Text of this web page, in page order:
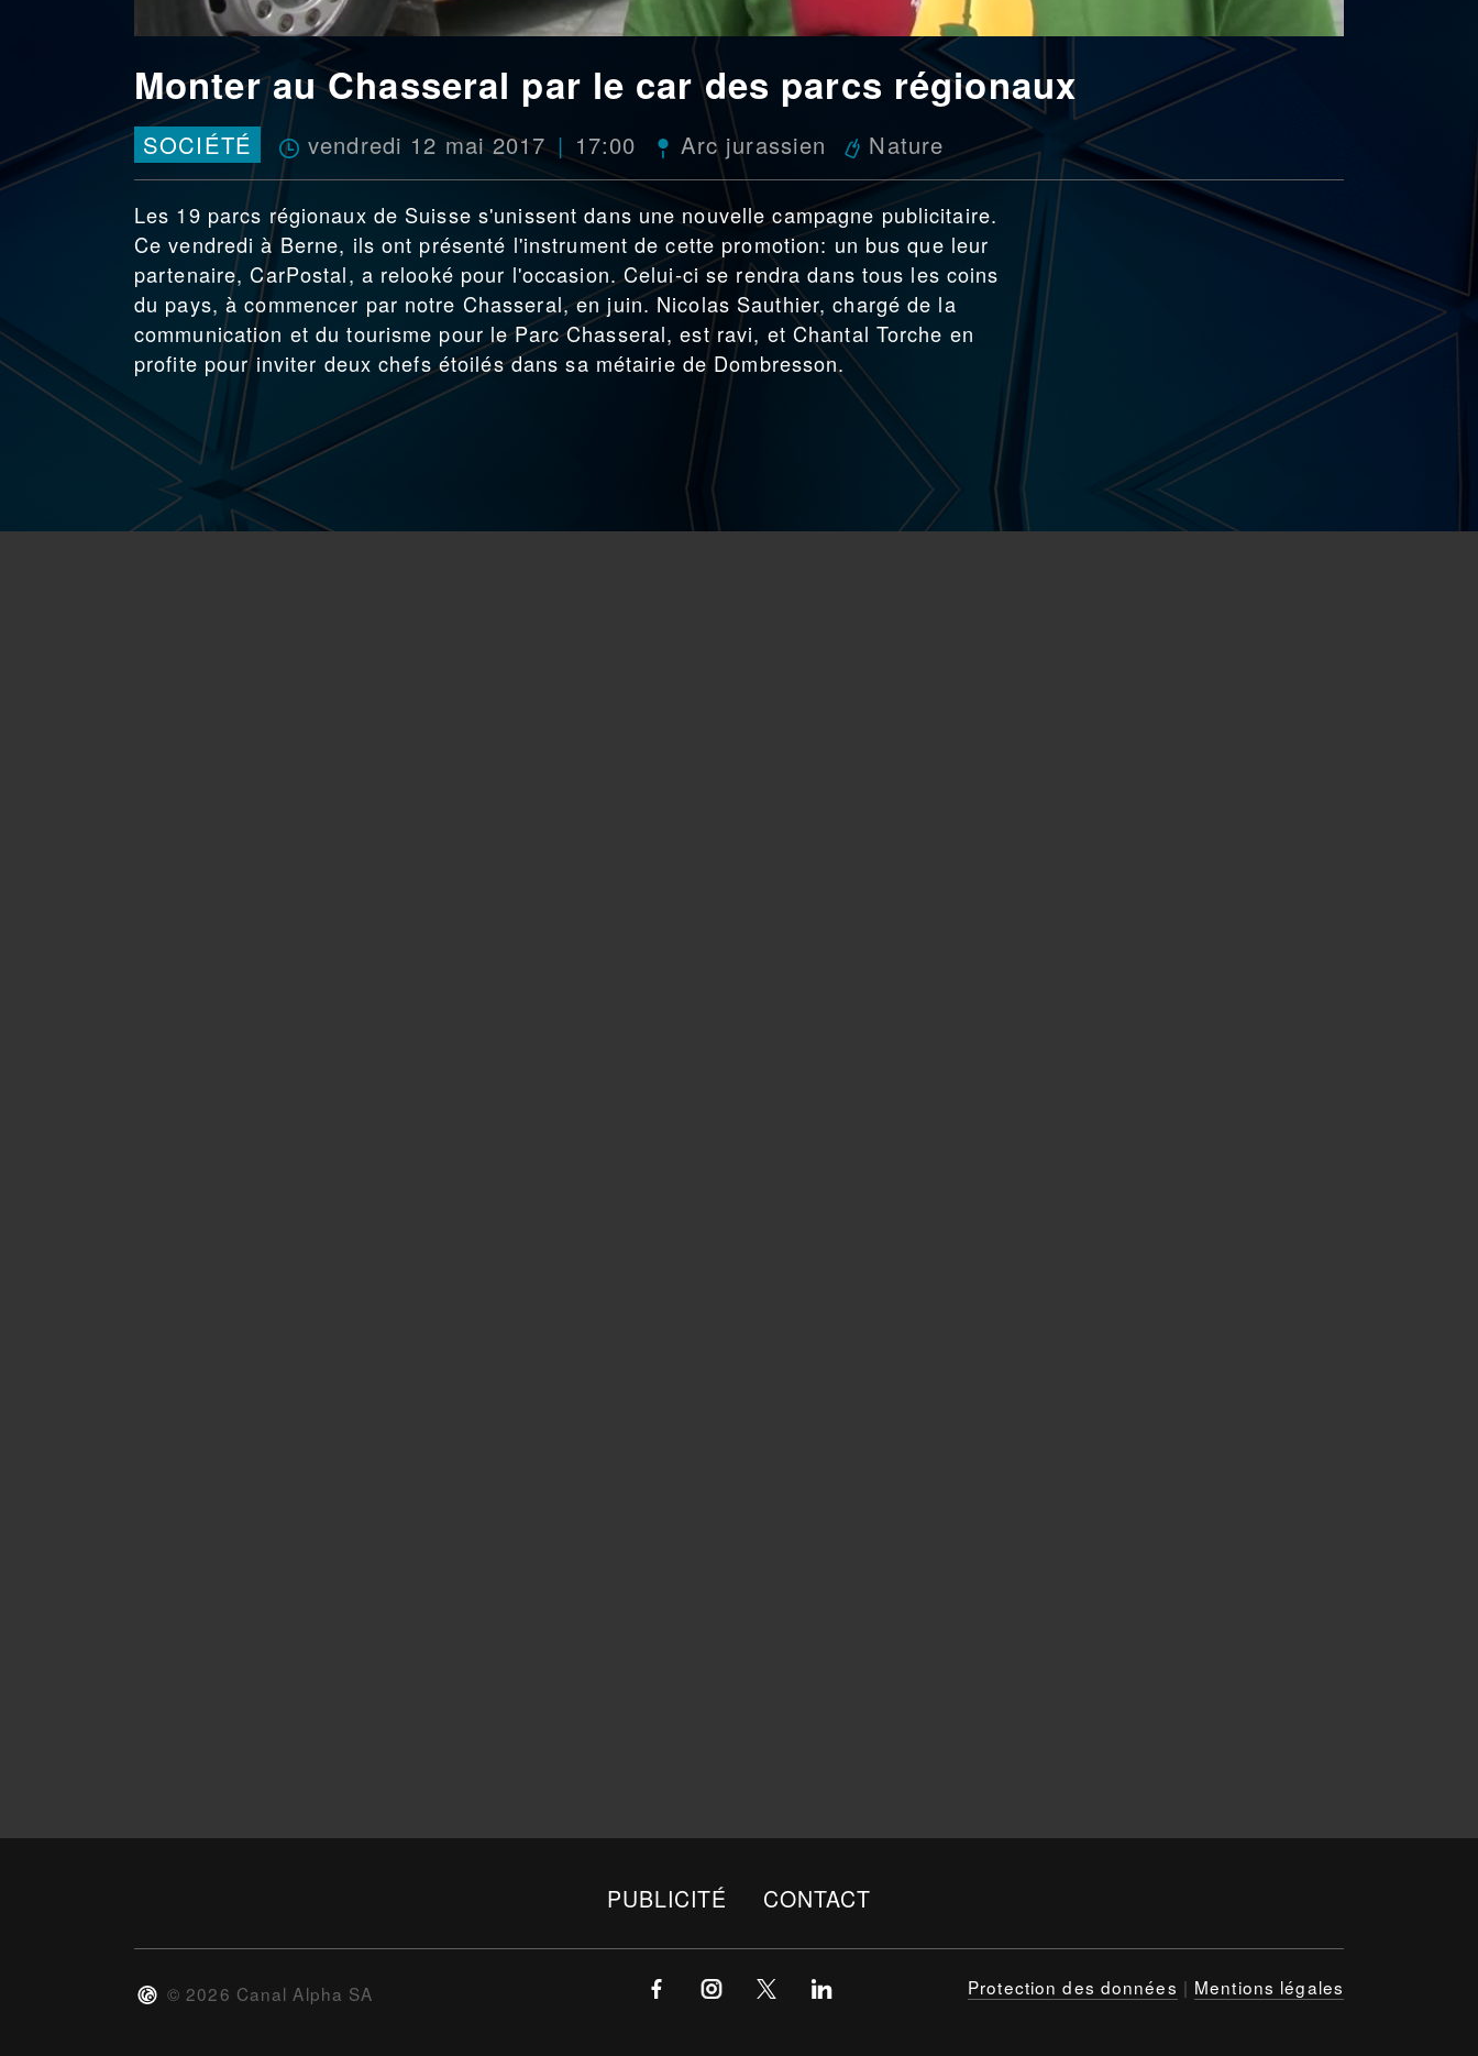
Monter au Chasseral par le car des parcs régionaux
SOCIÉTÉ vendredi 12 mai 2017 17:00 Arc jurassien Nature
Les 19 parcs régionaux de Suisse s'unissent dans une nouvelle campagne publicitaire.
Ce vendredi à Berne, ils ont présenté l'instrument de cette promotion: un bus que leur
partenaire, CarPostal, a relooké pour l'occasion. Celui-ci se rendra dans tous les coins
du pays, à commencer par notre Chasseral, en juin. Nicolas Sauthier, chargé de la
communication et du tourisme pour le Parc Chasseral, est ravi, et Chantal Torche en
profite pour inviter deux chefs étoilés dans sa métairie de Dombresson.
PUBLICITÉ CONTACT
© 2026 Canal Alpha SA Protection des données | Mentions légales